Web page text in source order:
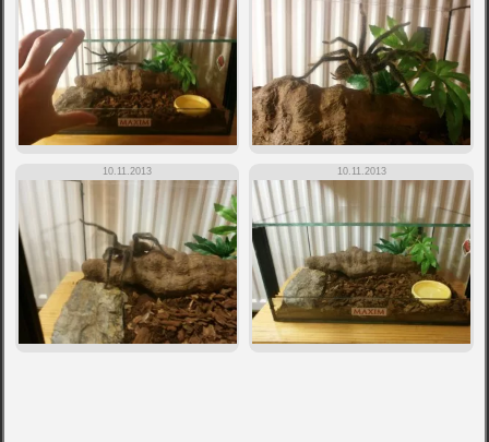
10.11.2013 10.11.2013